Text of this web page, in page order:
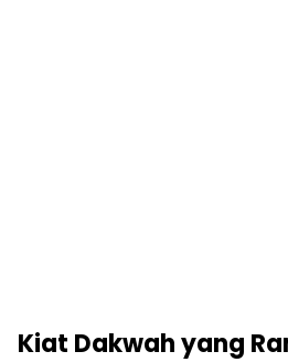
Kiat Dakwah yang